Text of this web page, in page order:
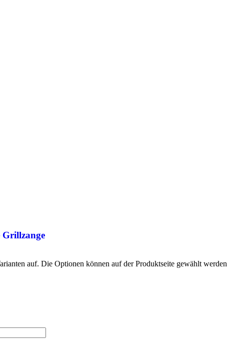
Grillzange
auf. Die Optionen können auf der Produktseite gewählt werden